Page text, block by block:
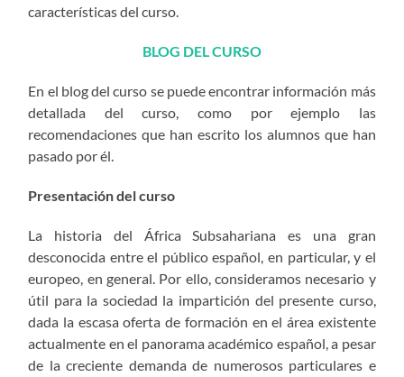
características del curso.
BLOG DEL CURSO
En el blog del curso se puede encontrar información más
detallada del curso, como por ejemplo las
recomendaciones que han escrito los alumnos que han
pasado por él.
Presentación del curso
La historia del África Subsahariana es una gran
desconocida entre el público español, en particular, y el
europeo, en general. Por ello, consideramos necesario y
útil para la sociedad la impartición del presente curso,
dada la escasa oferta de formación en el área existente
actualmente en el panorama académico español, a pesar
de la creciente demanda de numerosos particulares e